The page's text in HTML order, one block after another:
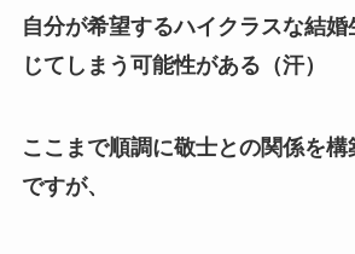
自分が希望するハイクラスな結
じてしまう可能性がある（汗）
ここまで順調に敬士との関係を構
ですが、